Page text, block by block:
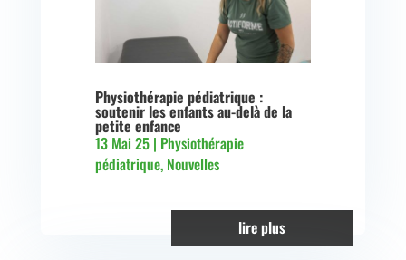
Physiothérapie pédiatrique :
soutenir les enfants au-delà de la
petite enfance
13 Mai 25| Physiothérapie
pédiatrique, Nouvelles
lire plus